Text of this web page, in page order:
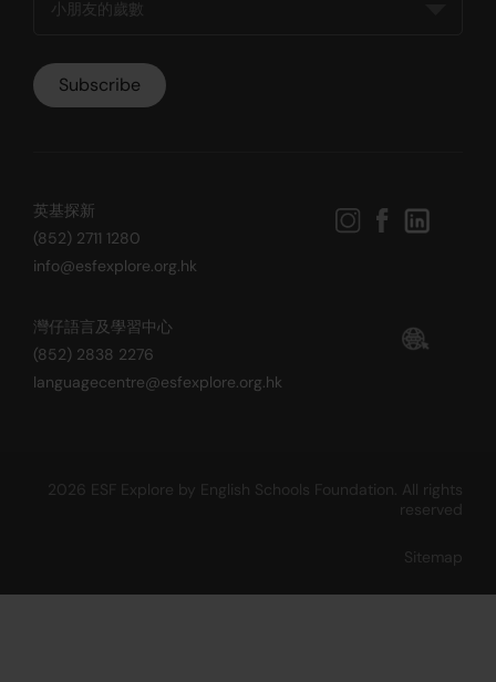
英基探新
(852) 2711 1280
info@esfexplore.org.hk
灣仔語言及學習中心
(852) 2838 2276
languagecentre@esfexplore.org.hk
2026 ESF Explore by English Schools Foundation. All rights
reserved
Sitemap